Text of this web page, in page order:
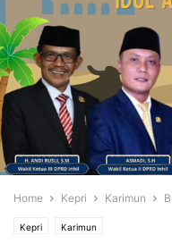
Home Kepri Karimun
Kepri Karimun